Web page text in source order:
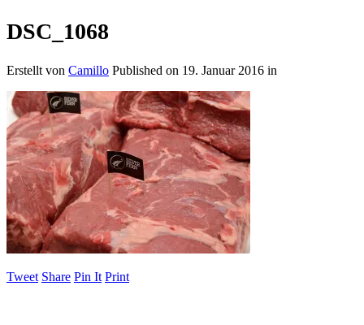
DSC_1068
Erstellt von Camillo Published on 19. Januar 2016 in
Tweet Share Pin It Print